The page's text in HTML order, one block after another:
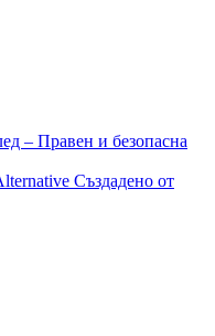
– Правен и безопасна
Създадено от